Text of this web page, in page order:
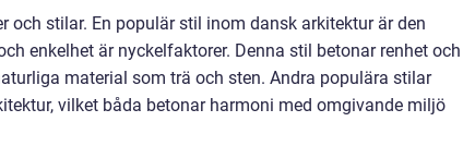
och stilar. En populär stil inom dansk arkitektur är den
enkelhet är nyckelfaktorer. Denna stil betonar renhet och
material som trä och sten. Andra populära stilar
vilket båda betonar harmoni med omgivande miljö